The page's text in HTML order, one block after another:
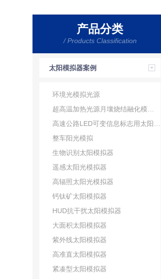
产品分类
/ Products Classification
太阳模拟器案例
环境光模拟光源
超高温加热光源月壤烧结融化模拟器
高速公路LED可变信息标志用太阳光模拟器
整车阳光模拟
生物识别太阳模拟器
遥感太阳光模拟器
高辐照太阳光模拟器
钙钛矿太阳模拟器
HUD抗干扰太阳模拟器
大面积太阳模拟器
紫外线太阳模拟器
高准直太阳模拟器
紧凑型太阳模拟器